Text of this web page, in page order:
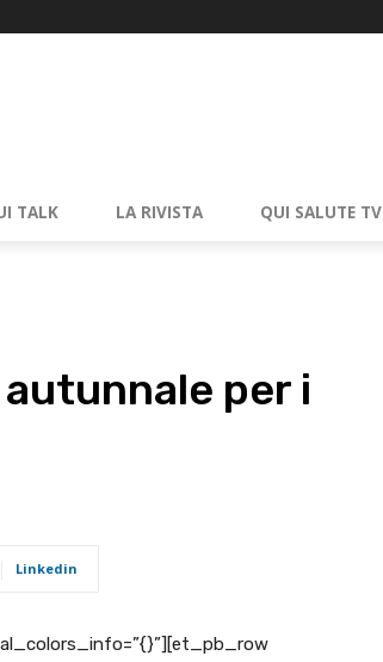
TALK LA RIVISTA QUI SALUTE TV
per i
Linkedin